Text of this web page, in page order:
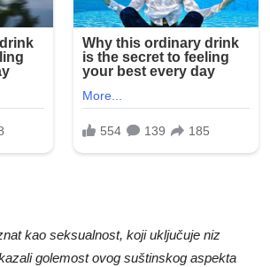
kao seksualnost, koji uključuje niz
golemost ovog suštinskog aspekta